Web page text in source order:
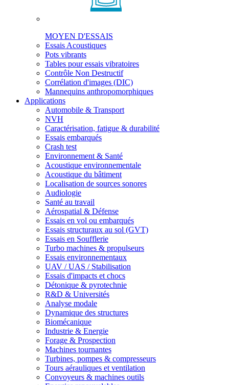
MOYEN D'ESSAIS
Essais Acoustiques
Pots vibrants
Tables pour essais vibratoires
Contrôle Non Destructif
Corrélation d'images (DIC)
Mannequins anthropomorphiques
Applications
Automobile & Transport
NVH
Caractérisation, fatigue & durabilité
Essais embarqués
Crash test
Environnement & Santé
Acoustique environnementale
Acoustique du bâtiment
Localisation de sources sonores
Audiologie
Santé au travail
Aérospatial & Défense
Essais en vol ou embarqués
Essais structuraux au sol (GVT)
Essais en Soufflerie
Turbo machines & propulseurs
Essais environnementaux
UAV / UAS / Stabilisation
Essais d'impacts et chocs
Détonique & pyrotechnie
R&D & Universités
Analyse modale
Dynamique des structures
Biomécanique
Industrie & Energie
Forage & Prospection
Machines tournantes
Turbines, pompes & compresseurs
Tours aérauliques et ventilation
Convoyeurs & machines outils